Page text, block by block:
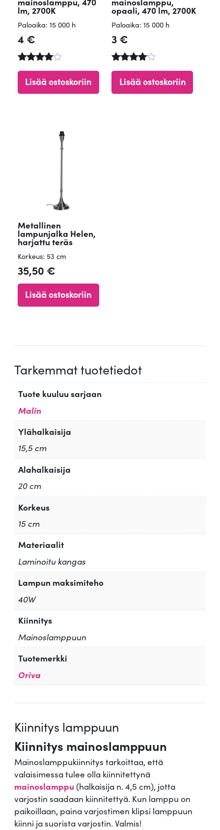
lm, 2700K
Paloaika: 15 000 h
4 €
tuotteest
4.60
Lisää ostoskoriin
opaali, 470 lm, 2700K
Paloaika: 15 000 h
3€
tuotteesta
4.71
Lisää ostoskoriin
Metallinen
lampunjalka Helen,
harjattu teräs
Korkeus: 53 cm
35,50 €
Lisää ostoskoriin
Tarkemmat tuotetiedot
Tuote kuuluu sarjaan
Malin
Ylähalkaisija
15,5 cm
Alahalkaisija
20 cm
Korkeus
15 cm
Materiaalit
Laminoitu kangas
Lampun maksimiteho
40W
Kiinnitys
Mainoslamppuun
Tuotemerkki
Oriva
Kiinnitys lamppuun
Kiinnitys mainoslamppuun
Mainoslamppukiinnitys tarkoittaa, että
valaisimessa tulee olla kiinnitettynä
mainoslamppu (halkaisija n. 4,5 cm), jotta
varjostin saadaan kiinnitettyä. Kun lamppu on
paikoillaan, paina varjostimen klipsi lamppuun
kiinni ja suorista varjostin. Valmis!